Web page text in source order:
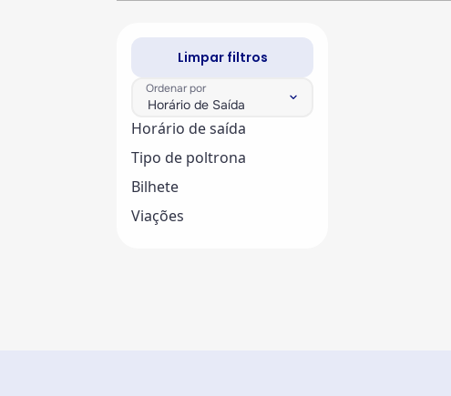
Limpar filtros
Ordenar por
Horário de Saída keyboard_arrow_down
Horário de saída
Tipo de poltrona
Bilhete
Viações